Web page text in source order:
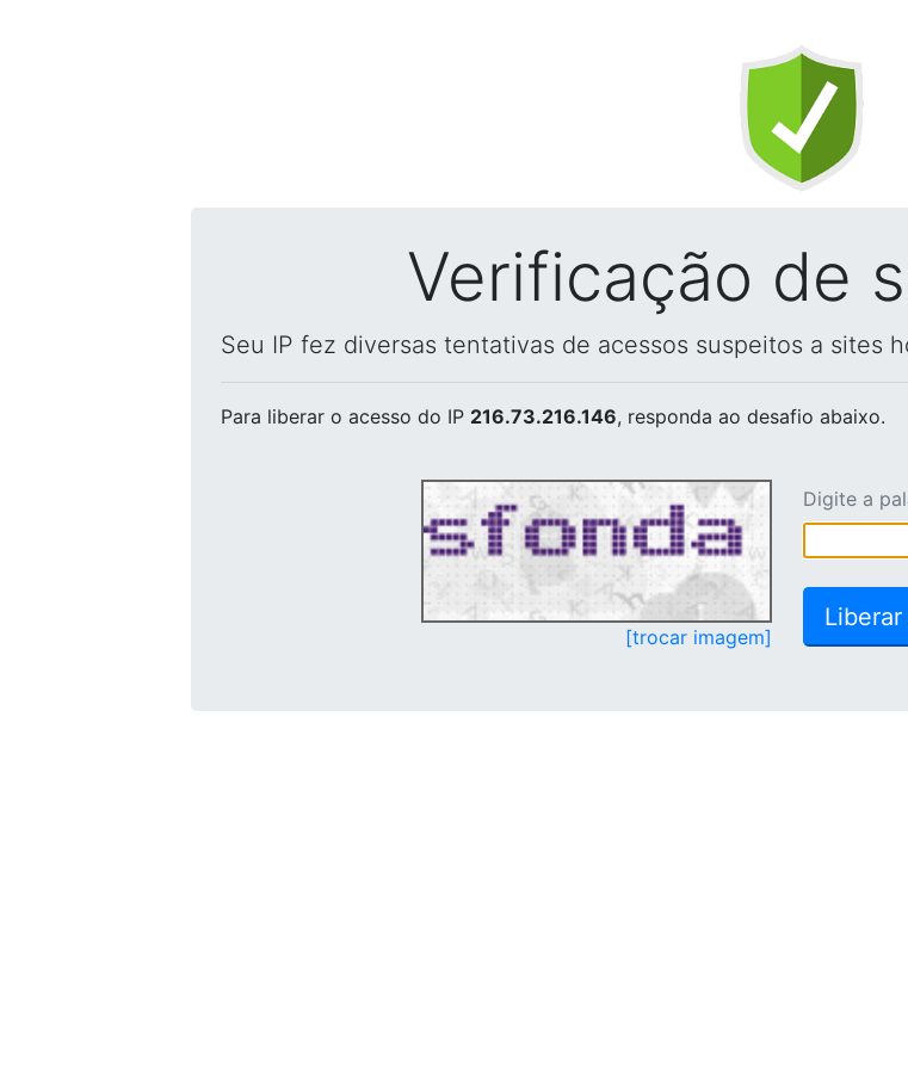
Verificação de
Seu IP fez diversas tentativas de acessos suspeitos a sites
Para liberar o acesso do IP 216.73.216.146, responda ao desafio abaixo.
[trocar imagem]
Digite a